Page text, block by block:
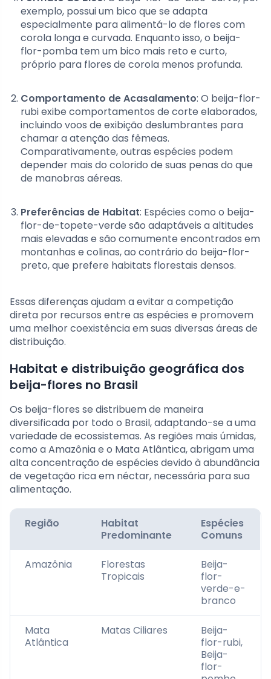
exemplo, possui um bico que se adapta
especialmente para alimentá-lo de flores com
corola longa e curvada. Enquanto isso, o beija-
flor-pomba tem um bico mais reto e curto,
próprio para flores de corola menos profunda.
Comportamento de Acasalamento: O beija-flor-
rubi exibe comportamentos de corte elaborados,
incluindo voos de exibição deslumbrantes para
chamar a atenção das fêmeas.
Comparativamente, outras espécies podem
depender mais do colorido de suas penas do que
de manobras aéreas.
Preferências de Habitat: Espécies como o beija-
flor-de-topete-verde são adaptáveis a altitudes
mais elevadas e são comumente encontrados em
montanhas e colinas, ao contrário do beija-flor-
preto, que prefere habitats florestais densos.
Essas diferenças ajudam a evitar a competição
direta por recursos entre as espécies e promovem
uma melhor coexistência em suas diversas áreas de
distribuição.
Habitat e distribuição geográfica dos
beija-flores no Brasil
Os beija-flores se distribuem de maneira
diversificada por todo o Brasil, adaptando-se a uma
variedade de ecossistemas. As regiões mais úmidas,
como a Amazônia e o Mata Atlântica, abrigam uma
alta concentração de espécies devido à abundância
de vegetação rica em néctar, necessária para sua
alimentação.
Região
Habitat
Predominante
Espécies
Comuns
Amazônia
Florestas
Tropicais
Beija-
flor-
verde-e-
branco
Mata
Atlântica
Matas Ciliares
Beija-
flor-rubi,
Beija-
flor-